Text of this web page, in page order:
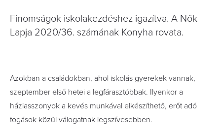
Finomságok iskolakezdéshez igazítva. A Nők
Lapja 2020/36. számának Konyha rovata.
Azokban a családokban, ahol iskolás gyerekek vannak,
szeptember első hetei a legfárasztóbbak. Ilyenkor a
háziasszonyok a kevés munkával elkészíthető, erőt adó
fogások közül válogatnak legszívesebben.